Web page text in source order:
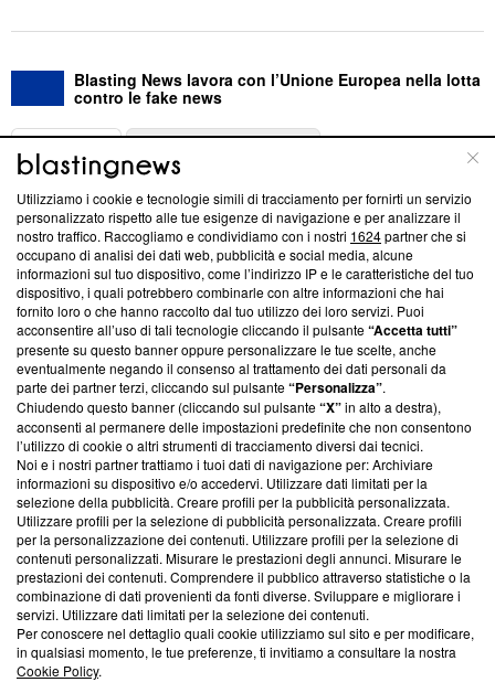
Blasting News lavora con l’Unione Europea nella lotta
contro le fake news
ABOUT
Questa sezione offre informazioni trasparenti su Blasting
News, sui nostri processi editoriali e su come ci impegniamo a
creare news di qualità. Inoltre, afferma la nostra aderenza a
‘Trust Project - News with Integrity’Blasting News non è
ancora membro del programma, ma ha richiesto di farne
parte; Trust Project non ha ancora effettuato una verifica di
conformità agli standard.
Su di noi
Team editoriale
Corporate
Redazione
Informativa Privacy
Cookie Policy
Blasting SA, IDI CHE-247.845.224, Via Carlo Frasca, 3 - 6900
Lugano (Svizzera) Tel:+39 0690258937
© 2026 Blasting News
Utilizziamo i cookie e tecnologie simili di tracciamento per fornirti un servizio
personalizzato rispetto alle tue esigenze di navigazione e per analizzare il
nostro traffico. Raccogliamo e condividiamo con i nostri 1624partner che si
occupano di analisi dei dati web, pubblicità e social media, alcune
informazioni sul tuo dispositivo, come l’indirizzo IP e le caratteristiche del tuo
dispositivo, i quali potrebbero combinarle con altre informazioni che hai
fornito loro o che hanno raccolto dal tuo utilizzo dei loro servizi. Puoi
acconsentire all’uso di tali tecnologie cliccando il pulsante“Accetta tutti”
presente su questo banner oppure personalizzare le tue scelte, anche
eventualmente negando il consenso al trattamento dei dati personali da
parte dei partner terzi, cliccando sul pulsante“Personalizza”.
Chiudendo questo banner (cliccando sul pulsante“X”in alto a destra),
acconsenti al permanere delle impostazioni predefinite che non consentono
l’utilizzo di cookie o altri strumenti di tracciamento diversi dai tecnici.
Noi e i nostri partner trattiamo i tuoi dati di navigazione per: Archiviare
informazioni su dispositivo e/o accedervi. Utilizzare dati limitati per la
selezione della pubblicità. Creare profili per la pubblicità personalizzata.
Utilizzare profili per la selezione di pubblicità personalizzata. Creare profili
per la personalizzazione dei contenuti. Utilizzare profili per la selezione di
contenuti personalizzati. Misurare le prestazioni degli annunci. Misurare le
prestazioni dei contenuti. Comprendere il pubblico attraverso statistiche o la
combinazione di dati provenienti da fonti diverse. Sviluppare e migliorare i
servizi. Utilizzare dati limitati per la selezione dei contenuti.
Per conoscere nel dettaglio quali cookie utilizziamo sul sito e per modificare,
in qualsiasi momento, le tue preferenze, ti invitiamo a consultare la nostra
Cookie Policy.